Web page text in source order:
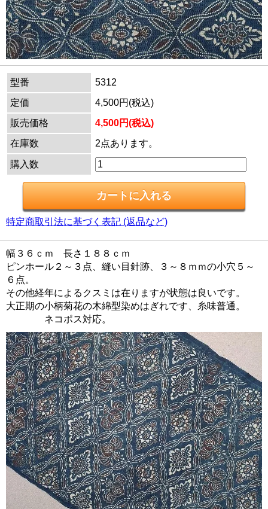
型番
5312
定価
4,500円(税込)
販売価格
4,500円(税込)
在庫数
2点あります。
購入数
特定商取引法に基づく表記 (返品など)
幅３６ｃｍ 長さ１８８ｃｍ
ピンホール２～３点、縫い目針跡、３～８ｍｍの小穴５～
６点。
その他経年によるクスミは在りますが状態は良いです。
大正期の小柄菊花の木綿型染めはぎれです、糸味普通。
ネコポス対応。